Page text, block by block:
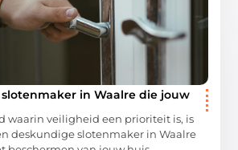
in Waalre die jouw
waarin veiligheid een prioriteit is, is
deskundige slotenmaker in Waalre